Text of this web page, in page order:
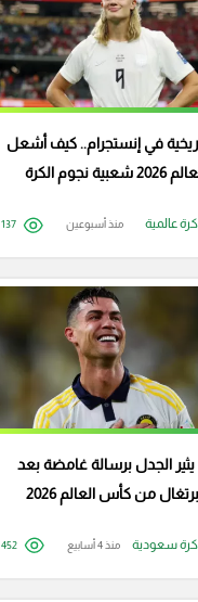
كرة عالمية
في إنستجرام.. كيف أشعل
كأس العالم 2026 شعبية نجوم الكرة
منذ أسبوعين 137
كرة سعودية
يثير الجدل برسالة غامضة بعد
من كأس العالم 2026
منذ 4 أسابيع 452